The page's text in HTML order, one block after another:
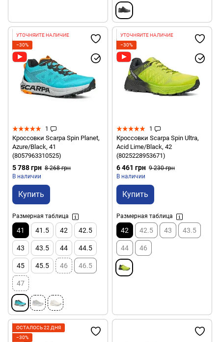
УТОЧНЯЙТЕ НАЛИЧИЕ
−30%
1
Кроссовки Scarpa Spin Planet,
Azure/Black, 41
(8057963310525)
5 788 грн 8 268 грн
В наличии
Купить
Размерная таблица
41 41.5 42 42.5
43 43.5 44 44.5
45 45.5 46 46.5
47
УТОЧНЯЙТЕ НАЛИЧИЕ
−30%
1
Кроссовки Scarpa Spin Ultra,
Acid Lime/Black, 42
(8025228953671)
6 461 грн 9 230 грн
В наличии
Купить
Размерная таблица
42 42.5 43 43.5
44 46
ОСТАЛОСЬ 22 ДНЯ
−30%